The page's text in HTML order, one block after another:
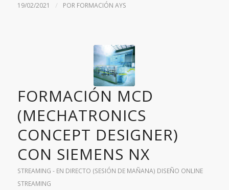
19/02/2021 / POR FORMACIÓN AYS
FORMACIÓN MCD
(MECHATRONICS
CONCEPT DESIGNER)
CON SIEMENS NX
STREAMING - EN DIRECTO (SESIÓN DE MAÑANA) DISEÑO ONLINE
STREAMING